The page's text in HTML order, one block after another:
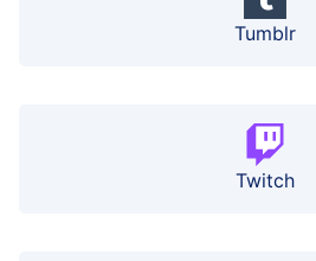
Tumblr
Twitch